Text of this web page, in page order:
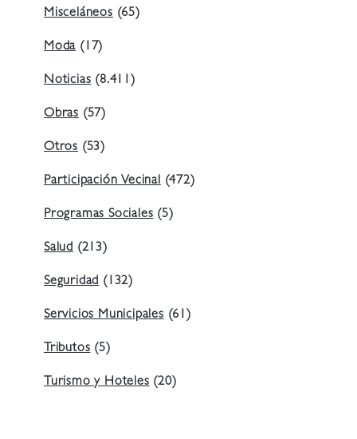
Misceláneos (65)
Moda (17)
Noticias (8.411)
Obras (57)
Otros (53)
Participación Vecinal (472)
Programas Sociales (5)
Salud (213)
Seguridad (132)
Servicios Municipales (61)
Tributos (5)
Turismo y Hoteles (20)